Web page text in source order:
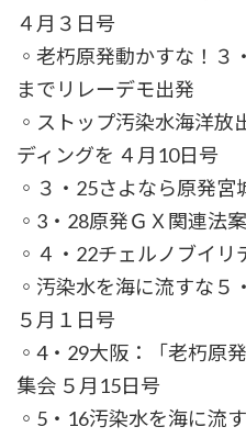
４月３日号
◦老朽原発動かすな！３
までリレーデ
◦ストップ汚染水海洋放
ディングを ４月10日号
◦３・25さよなら原発宮
◦3・28原発ＧＸ関連法
◦４・22チェルノブイリ
◦汚染水を海に流すな５
５月１日号
◦4・29大阪：「老朽原
集会 ５月15日号
◦5・16汚染水を海に流